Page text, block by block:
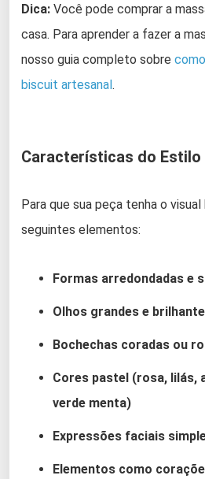
Dica: Você pode comprar a
casa. Para aprender a fazer a
nosso guia completo sobre
biscuit artesanal.
Características do Estilo
Para que sua peça tenha o
seguintes elementos:
Formas arredondadas e
Olhos grandes e
Bochechas coradas ou
Cores pastel (rosa, lilás,
verde menta)
Expressões faciais
Elementos como